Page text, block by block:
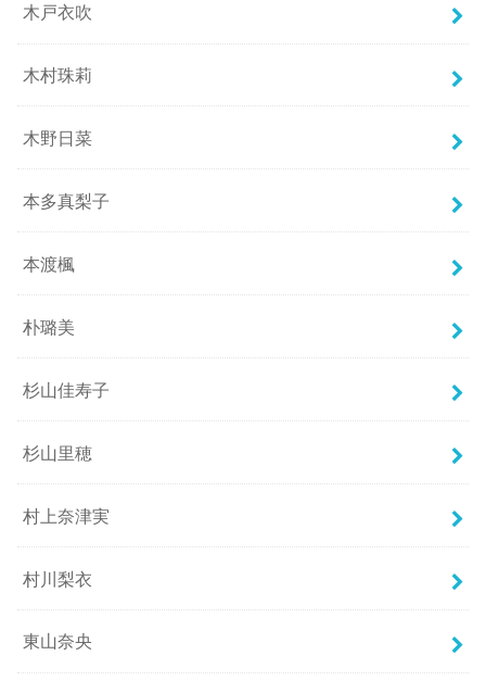
木戸衣吹
木村珠莉
木野日菜
本多真梨子
本渡楓
朴璐美
杉山佳寿子
杉山里穂
村上奈津実
村川梨衣
東山奈央